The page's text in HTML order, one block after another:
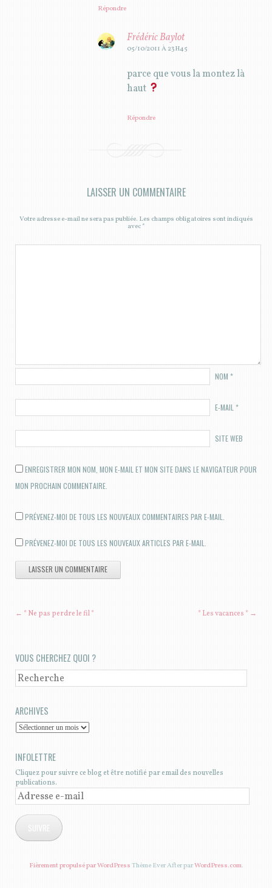
Répondre
Frédéric Baylot
05/10/2011 À 23H45
parce que vous la montez là
haut
Répondre
LAISSER UN COMMENTAIRE
Votre adresse e-mail ne sera pas publiée. Les champs obligatoires sont indiqués
avec*
NOM *
E-MAIL *
SITE WEB
ENREGISTRER MON NOM, MON E-MAIL ET MON SITE DANS LE NAVIGATEUR POUR
MON PROCHAIN COMMENTAIRE.
PRÉVENEZ-MOI DE TOUS LES NOUVEAUX COMMENTAIRES PAR E-MAIL.
PRÉVENEZ-MOI DE TOUS LES NOUVEAUX ARTICLES PAR E-MAIL.
NAVIGATION DES ARTICLES
← * Ne pas perdre le fil * * Les vacances * →
VOUS CHERCHEZ QUOI ?
RECHERCHE
ARCHIVES
C
H
E
INFOLETTRE
Cliquez pour suivre ce blog et être notifié par email des nouvelles
publications.
R
Fièrement propulsé par WordPressThème Ever After parWordPress.com.